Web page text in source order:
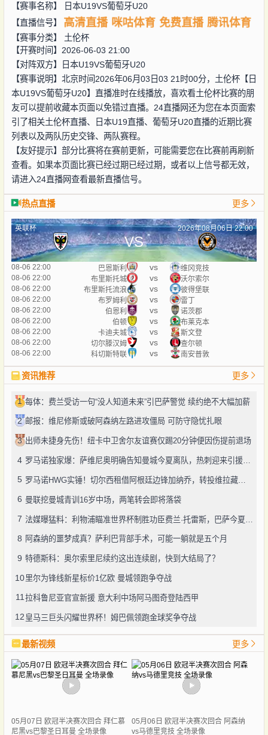
【赛事名称】
日本U19VS葡萄牙U20
【直播信号】
高清直播 咪咕体育 免费直播 腾讯体育
【赛事分类】 土伦杯
【开赛时间】2026-06-03 21:00
【对阵双方】
日本U19VS葡萄牙U20
【赛事说明】北京时间2026年06月03日03 21时00分，土伦杯【日
本U19VS葡萄牙U20】直播准时在线播放，喜欢看土伦杯比赛的朋
友可以提前收藏本页面以免错过直播。24直播网还为您在本页面索
引了相关土伦杯直播、日本U19直播、葡萄牙U20直播的近期比赛
列表以及两队历史交锋、两队赛程。
【友好提示】部分比赛将在赛前更新，可能需要您在比赛前再刷新
查看。如果本页面比赛已经过期已经过期，或者以上信号都无效，
请进入24直播网查看最新直播信号。
热点直播 更多
英联杯 2026年08月06日 22:00
VS
08-06 22:00 巴恩斯利 vs
维冈竞技
08-06 22:00
布里斯托城 vs
沃尔索尔
08-06 22:00
布里斯托流浪 vs
彼得堡联
08-06 22:00
布罗姆利 vs
雷丁
08-06 22:00
伯恩利 vs
诺茨郡
08-06 22:00
伯顿 vs
布莱克本
08-06 22:00
卡迪夫城 vs
斯文登
08-06 22:00
切尔滕汉姆 vs
查尔顿
08-06 22:00
科切斯特联 vs 南安普敦
资讯推荐 更多
1 每体：费兰受访一句“没人知道未来”引巴萨警觉 续约绝不大幅加薪
2 邮报：维尼修斯或破阿森纳左路进攻僵局 可防守隐忧扎眼
3 出师未捷身先伤！纽卡中卫舍尔友谊赛仅踢20分钟便因伤提前退场
4 罗马诺独家爆：萨维尼奥明确告知曼城今夏离队，热刺迎来引援良机
5 罗马诺HWG实锤！切尔西租借阿根廷边锋加纳乔，转投维拉藏连锁效应？
6 曼联挖曼城青训16岁中场，两笔转会即将落袋
7
8 阿森纳的噩梦成真？萨利巴背部手术，可能一躺就是五个月
9 特德斯科：奥尔索里尼续约这出连续剧，快到大结局了？
10里尔为锋线新星标价1亿欧 曼城领跑争夺战
11拉科鲁尼亚官宣新援 意大利中场阿马图奇登陆西甲
12 皇马三巨头闪耀世界杯！姆巴佩领跑金球奖争夺战
最新视频 更多
05月07日 欧冠半决赛次回合 拜仁慕
尼黑vs巴黎圣日耳曼 全场录像
05月06日 欧冠半决赛次回合 阿森纳
vs马德里竞技 全场录像